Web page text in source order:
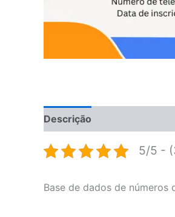
Descrição
5/5 -
Base de dados de números